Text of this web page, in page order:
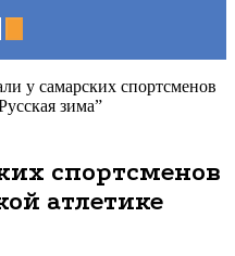
у самарских спортсменов
зима”
спортсменов
атлетике